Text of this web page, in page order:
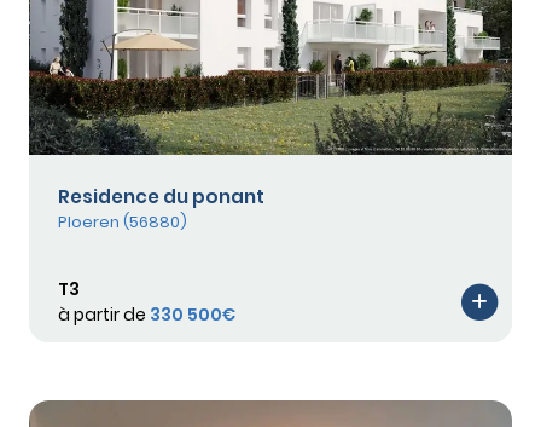
Residence du ponant
Ploeren (56880)
T3
à partir de 330 500€